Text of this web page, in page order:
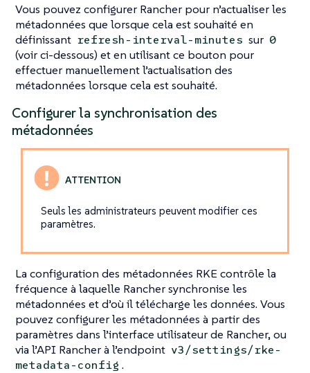
Vous pouvez configurer Rancher pour n’actualiser les
métadonnées que lorsque cela est souhaité en
définissant refresh-interval-minutes sur 0
(voir ci-dessous) et en utilisant ce bouton pour
effectuer manuellement l’actualisation des
métadonnées lorsque cela est souhaité.
Configurer la synchronisation des
métadonnées
Seuls les administrateurs peuvent modifier ces
paramètres.
La configuration des métadonnées RKE contrôle la
fréquence à laquelle Rancher synchronise les
métadonnées et d’où il télécharge les données. Vous
pouvez configurer les métadonnées à partir des
paramètres dans l’interface utilisateur de Rancher, ou
via l’API Rancher à l’endpoint v3/settings/rke-
metadata-config .